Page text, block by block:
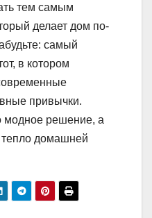
тем самым
делает дом по-
самый
в котором
привычки.
решение, а
домашней